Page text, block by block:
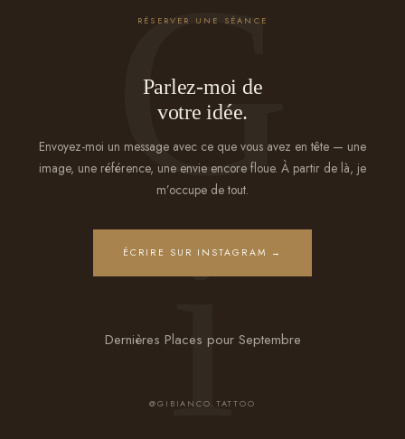
RÉSERVER UNE SÉANCE
Parlez-moi de
votre idée.
Envoyez-moi un message avec ce que vous avez en tête — une
image, une référence, une envie encore floue. À partir de là, je
m’occupe de tout.
ÉCRIRE SUR INSTAGRAM →
Dernières Places pour Septembre
@GIBIANCO.TATTOO